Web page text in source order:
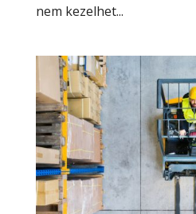
nem kezelhet...